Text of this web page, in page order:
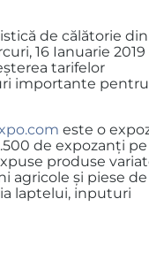
de călătorie din
16 Ianuarie 2019
tarifelor
importante
este o
de expozanți
produse
agricole și piese de
laptelui, inputuri